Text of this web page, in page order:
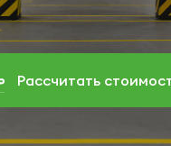
Рассчитать